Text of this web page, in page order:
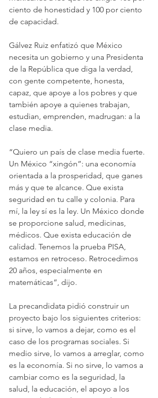
ciento de honestidad y 100 por ciento
de capacidad.
Gálvez Ruiz enfatizó que México
necesita un gobierno y una Presidenta
de la República que diga la verdad,
con gente competente, honesta,
capaz, que apoye a los pobres y que
también apoye a quienes trabajan,
estudian, emprenden, madrugan: a la
clase media.
“Quiero un país de clase media fuerte.
Un México “xingón”: una economía
orientada a la prosperidad, que ganes
más y que te alcance. Que exista
seguridad en tu calle y colonia. Para
mí, la ley sí es la ley. Un México donde
se proporcione salud, medicinas,
médicos. Que exista educación de
calidad. Tenemos la prueba PISA,
estamos en retroceso. Retrocedimos
20 años, especialmente en
matemáticas”, dijo.
La precandidata pidió construir un
proyecto bajo los siguientes criterios:
si sirve, lo vamos a dejar, como es el
caso de los programas sociales. Si
medio sirve, lo vamos a arreglar, como
es la economía. Si no sirve, lo vamos a
cambiar como es la seguridad, la
salud, la educación, el apoyo a los